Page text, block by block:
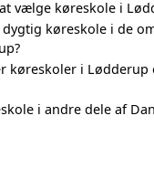
vælge køreskole i
dygtig køreskole i de
køreskoler i Lødderup
i andre dele af